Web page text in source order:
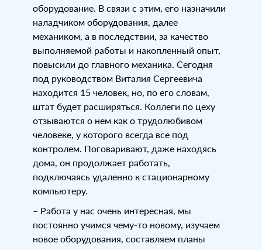
оборудование. В связи с этим, его назначили
наладчиком оборудования, далее
механиком, а в последствии, за качество
выполняемой работы и накопленный опыт,
повысили до главного механика. Сегодня
под руководством Виталия Сергеевича
находится 15 человек, но, по его словам,
штат будет расширяться. Коллеги по цеху
отзываются о нем как о трудолюбивом
человеке, у которого всегда все под
контролем. Поговаривают, даже находясь
дома, он продолжает работать,
подключаясь удаленно к стационарному
компьютеру.
– Работа у нас очень интересная, мы
постоянно учимся чему-то новому, изучаем
новое оборудования, составляем планы